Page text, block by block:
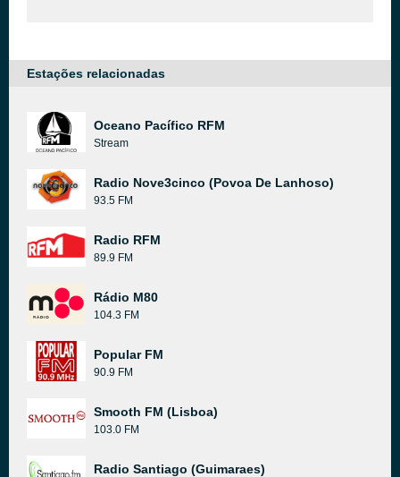
Estações relacionadas
Oceano Pacífico RFM
Stream
Radio Nove3cinco (Povoa De Lanhoso)
93.5 FM
Radio RFM
89.9 FM
Rádio M80
104.3 FM
Popular FM
90.9 FM
Smooth FM (Lisboa)
103.0 FM
Radio Santiago (Guimaraes)